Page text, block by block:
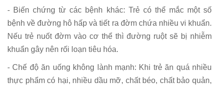
- Biến chứng từ các bệnh khác: Trẻ có thể mắc một số
bệnh về đường hô hấp và tiết ra đờm chứa nhiều vi khuẩn.
Nếu trẻ nuốt đờm vào cơ thể thì đường ruột sẽ bị nhiễm
khuẩn gây nên rối loạn tiêu hóa.
- Chế độ ăn uống không lành mạnh: Khi trẻ ăn quá nhiều
thực phẩm có hại, nhiều dầu mỡ, chất béo, chất bảo quản,